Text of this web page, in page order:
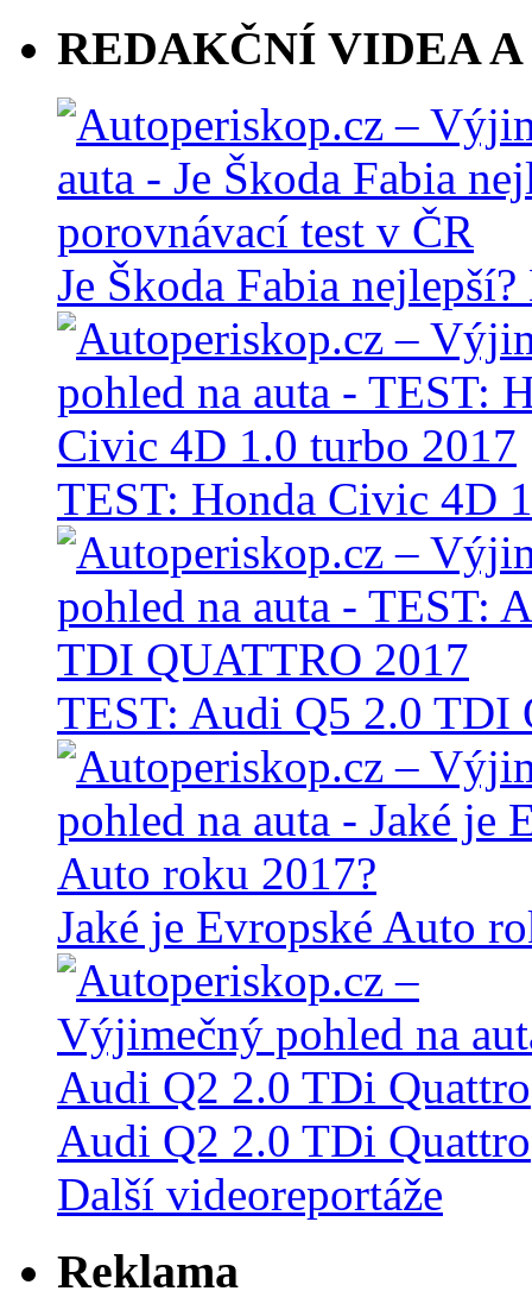
REDAKČNÍ VIDEA A
Je Škoda Fabia
TEST: Honda Civic 4D
TEST: Audi Q5 2.0 TDI
Jaké je Evropské Auto
Audi Q2 2.0 TDi Quattro
Další videoreportáže
Reklama